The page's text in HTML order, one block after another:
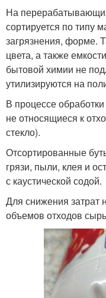
На
сортируется по типу
загрязнения, форме.
цвета, а также
бытовой химии не
утилизируются на
В процессе
не относящиеся к
стекло).
Отсортированные
грязи, пыли, клея и
с каустической содой.
Для снижения затрат
объемов отходов